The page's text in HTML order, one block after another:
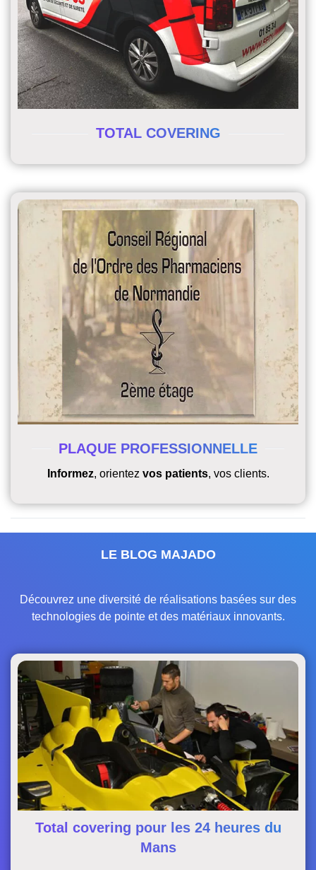
TOTAL COVERING
PLAQUE PROFESSIONNELLE
Informez, orientez vos patients, vos clients.
LE BLOG MAJADO
Découvrez une diversité de réalisations basées sur des
technologies de pointe et des matériaux innovants.
Total covering pour les 24 heures du
Mans